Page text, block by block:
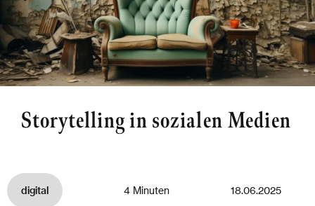
Storytelling in sozialen Medien
digital 4 Minuten 18.06.2025